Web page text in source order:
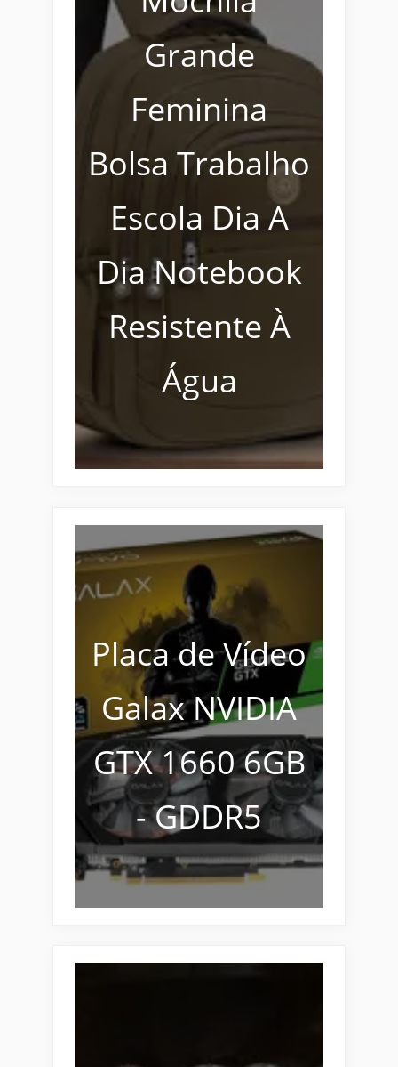
Grande
Feminina
Bolsa Trabalho
Escola Dia A
Dia Notebook
Resistente À
Água
Placa de Vídeo
Galax NVIDIA
GTX 1660 6GB
- GDDR5